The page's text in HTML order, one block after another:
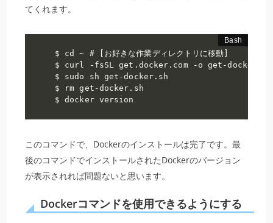
てくれます。
$ cd ~ # [お好きな作業ディレクトリに移動]
$ curl -fsSL get.docker.com -o get-docker.sh
$ sudo sh get-docker.sh
$ rm get-docker.sh
$ docker version
このコマンドで、Dockerのインストールは完了です。最
後のコマンドでインストールされたDockerのバージョン
が表示されれば問題ないと思います。
Dockerコマンドを使用できるようにする